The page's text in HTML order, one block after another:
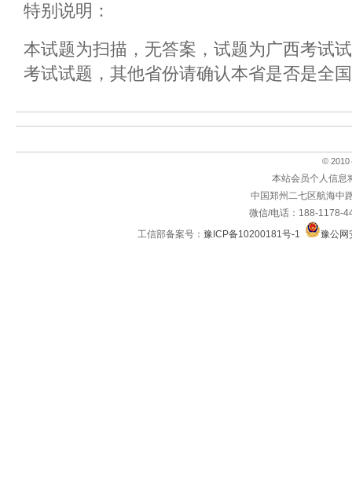
特别说明：
本试题为扫描，无答案，试题为广西考试
考试试题，其他省份请确认本省是否是全
© 2010
本站会员个人信息
中国郑州二七区航海中
微信/电话：188-1178-
工信部备案号： 豫ICP备10200181号-1 豫公网